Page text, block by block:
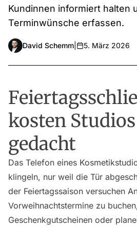
Kundinnen informiert halten
Terminwünsche erfassen.
David Schemm 5. März 2026
kosten
gedacht
Das Telefon eines
klingeln, nur weil die Tür
der Feiertagssaison versuchen
Vorweihnachtstermine zu
Geschenkgutscheinen oder